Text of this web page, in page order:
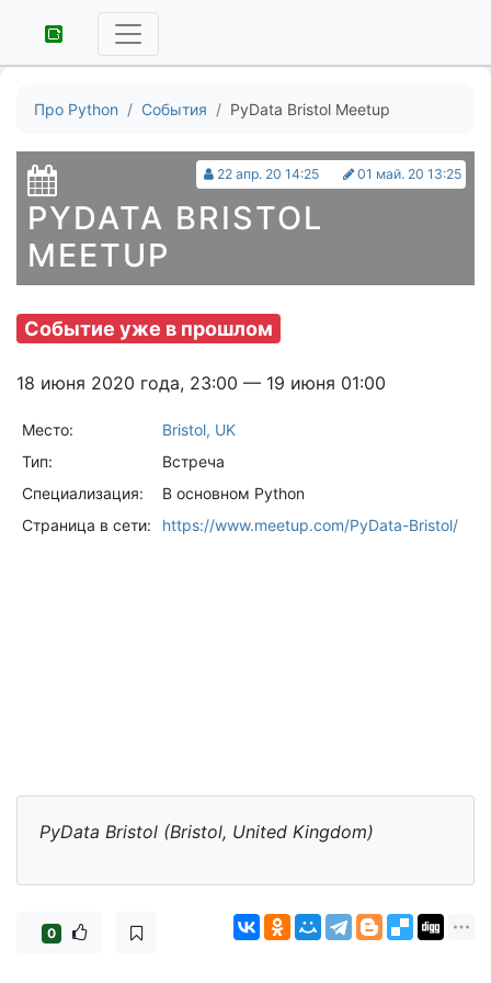
Про Python События PyData Bristol Meetup
22 апр. 20 14:25 01 май. 20 13:25
PYDATA BRISTOL
MEETUP
Событие уже в прошлом
18 июня 2020 года, 23:00 — 19 июня 01:00
Место:
Bristol, UK
Тип:
Встреча
Специализация:
В основном Python
Страница в сети:
https://www.meetup.com/PyData-Bristol/
PyData Bristol (Bristol, United Kingdom)
0